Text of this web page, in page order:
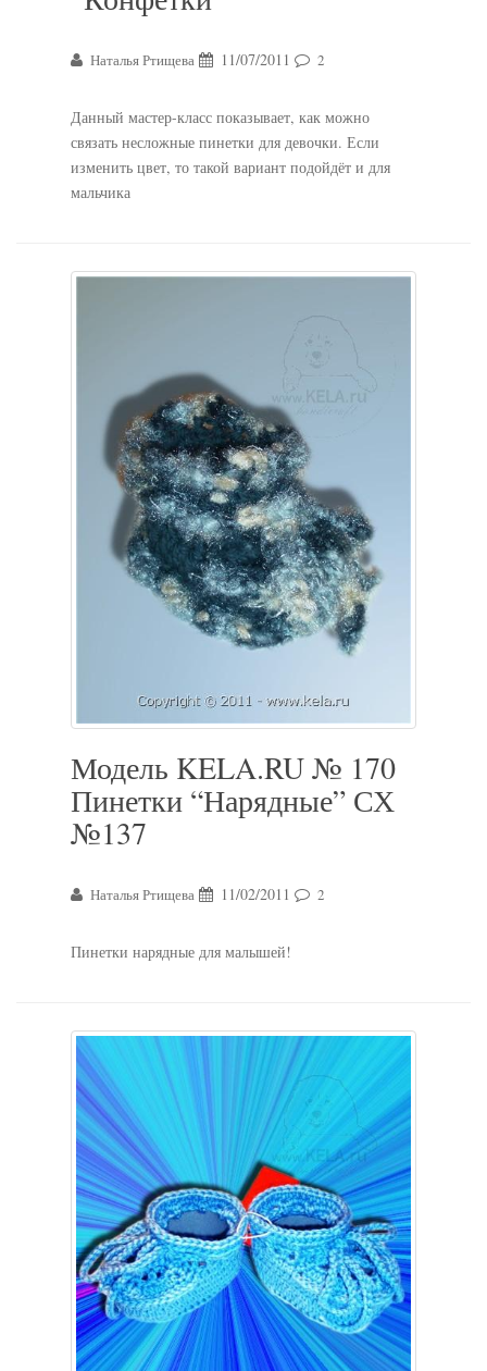
Наталья Ртищева 11/07/2011 2
Данный мастер-класс показывает, как можно
связать несложные пинетки для девочки. Если
изменить цвет, то такой вариант подойдёт и для
мальчика
Модель KELA.RU № 170
Пинетки “Нарядные” СХ
№137
Наталья Ртищева 11/02/2011 2
Пинетки нарядные для малышей!